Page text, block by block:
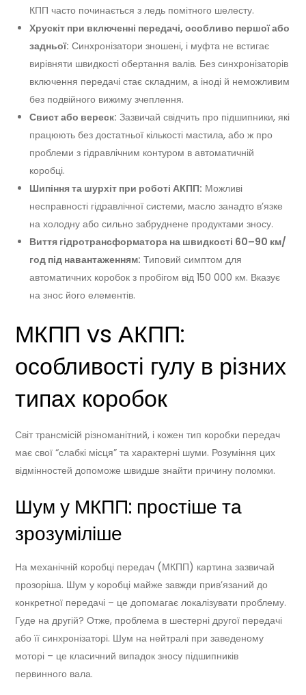
КПП часто починається з ледь помітного шелесту.
Хрускіт при включенні передачі, особливо першої або
задньої: Синхронізатори зношені, і муфта не встигає
вирівняти швидкості обертання валів. Без синхронізаторів
включення передачі стає складним, а іноді й неможливим
без подвійного вижиму зчеплення.
Свист або вереск: Зазвичай свідчить про підшипники, які
працюють без достатньої кількості мастила, або ж про
проблеми з гідравлічним контуром в автоматичній
коробці.
Шипіння та шурхіт при роботі АКПП: Можливі
несправності гідравлічної системи, масло занадто в’язке
на холодну або сильно забруднене продуктами зносу.
Виття гідротрансформатора на швидкості 60–90 км/
год під навантаженням: Типовий симптом для
автоматичних коробок з пробігом від 150 000 км. Вказує
на знос його елементів.
МКПП vs АКПП:
особливості гулу в різних
типах коробок
Світ трансмісій різноманітний, і кожен тип коробки передач
має свої “слабкі місця” та характерні шуми. Розуміння цих
відмінностей допоможе швидше знайти причину поломки.
Шум у МКПП: простіше та
зрозуміліше
На механічній коробці передач (МКПП) картина зазвичай
прозоріша. Шум у коробці майже завжди прив’язаний до
конкретної передачі – це допомагає локалізувати проблему.
Гуде на другій? Отже, проблема в шестерні другої передачі
або її синхронізаторі. Шум на нейтралі при заведеному
моторі – це класичний випадок зносу підшипників
первинного вала.